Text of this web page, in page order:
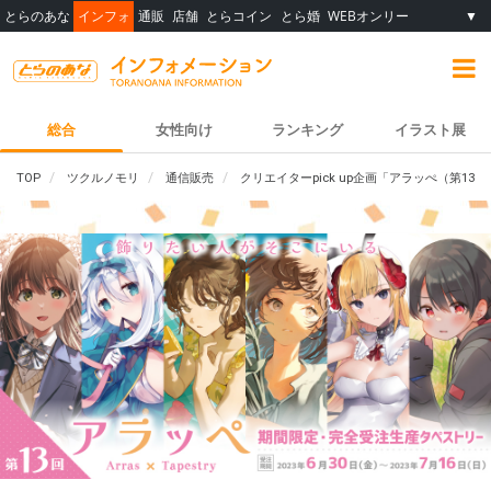
とらのあな インフォ 通販 店舗 とらコイン とら婚 WEBオンリー ▼
総合 女性向け ランキング イラスト展
TOP ツクルノモリ 通信販売 クリエイターpick up企画「アラッぺ（第13